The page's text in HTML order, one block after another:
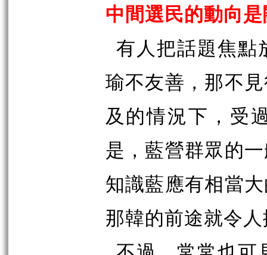
中間選民的動向
有人把話題焦點
瑜不友善，那不
及的情況下，受
是，藍營群眾的
知識藍應有相當
那韓的前途就令